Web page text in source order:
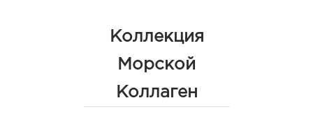
Коллекция
Морской
Коллаген